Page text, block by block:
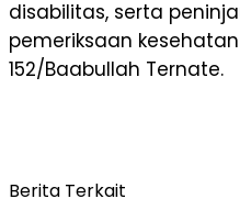
disabilitas, serta
pemeriksaan
152/Baabullah Ternate.
Berita Terkait